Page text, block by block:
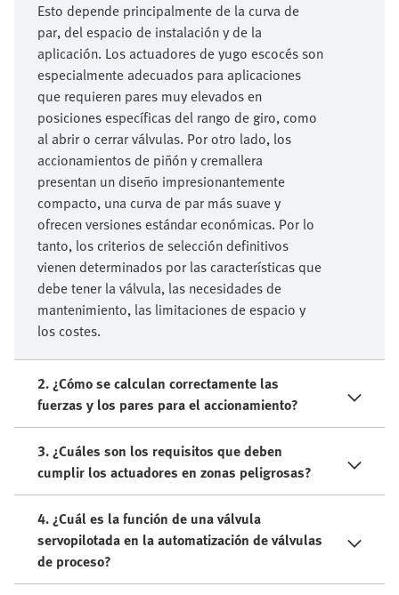
Esto depende principalmente de la curva de
par, del espacio de instalación y de la
aplicación. Los actuadores de yugo escocés son
especialmente adecuados para aplicaciones
que requieren pares muy elevados en
posiciones específicas del rango de giro, como
al abrir o cerrar válvulas. Por otro lado, los
accionamientos de piñón y cremallera
presentan un diseño impresionantemente
compacto, una curva de par más suave y
ofrecen versiones estándar económicas. Por lo
tanto, los criterios de selección definitivos
vienen determinados por las características que
debe tener la válvula, las necesidades de
mantenimiento, las limitaciones de espacio y
los costes.
2. ¿Cómo se calculan correctamente las
fuerzas y los pares para el accionamiento?
3. ¿Cuáles son los requisitos que deben
cumplir los actuadores en zonas peligrosas?
4. ¿Cuál es la función de una válvula
servopilotada en la automatización de válvulas
de proceso?